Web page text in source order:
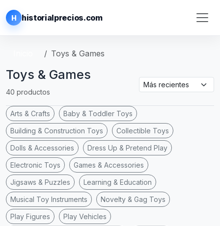
H historialprecios.com
Toys & Games
Toys & Games
40 productos
Arts & Crafts Baby & Toddler Toys
Building & Construction Toys Collectible Toys
Dolls & Accessories Dress Up & Pretend Play
Electronic Toys Games & Accessories
Jigsaws & Puzzles Learning & Education
Musical Toy Instruments Novelty & Gag Toys
Play Figures Play Vehicles